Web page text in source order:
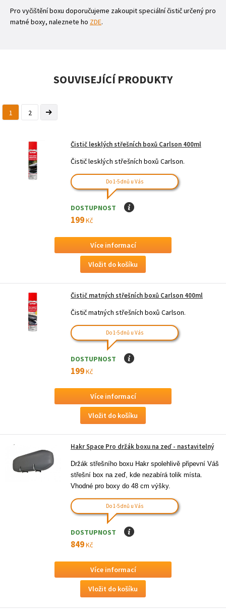
Pro vyčištění boxu doporučujeme zakoupit speciální čistič určený pro
matné boxy, naleznete ho ZDE.
SOUVISEJÍCÍ PRODUKTY
1 2
Čistič lesklých střešních boxů Carlson 400ml
Čistič lesklých střešních boxů Carlson.
Do 1-5 dnů u Vás
DOSTUPNOST I
199Kč
Více informací
Čistič matných střešních boxů Carlson 400ml
Čistič matných střešních boxů Carlson.
Do 1-5 dnů u Vás
DOSTUPNOST I
199Kč
Více informací
Hakr Space Pro držák boxu na zeď - nastavitelný
Držák střešního boxu Hakr spolehlivě připevní Váš
střešní box na zeď, kde nezabírá tolik místa.
Vhodné pro boxy do 48 cm výšky.
Do 1-5 dnů u Vás
DOSTUPNOST I
849Kč
Více informací